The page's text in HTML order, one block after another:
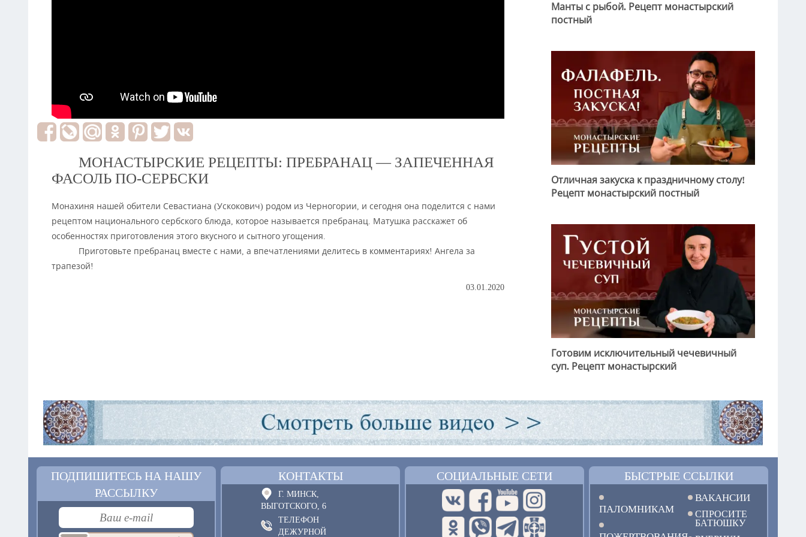
МОНАСТЫРСКИЕ РЕЦЕПТЫ: ПРЕБРАНАЦ — ЗАПЕЧЕННАЯ
ФАСОЛЬ ПО-СЕРБСКИ
Монахиня нашей обители Севастиана (Ускокович) родом из Черногории, и сегодня она поделится с нами
рецептом национального сербского блюда, которое называется пребранац. Матушка расскажет об
особенностях приготовления этого вкусного и сытного угощения.
Приготовьте пребранац вместе с нами, а впечатлениями делитесь в комментариях! Ангела за
трапезой!
03.01.2020
Манты с рыбой. Рецепт монастырский
постный
Отличная закуска к праздничному столу!
Рецепт монастырский постный
Готовим исключительный чечевичный
суп. Рецепт монастырский
ПОДПИШИТЕСЬ НА НАШУ
РАССЫЛКУ
КОНТАКТЫ
Г. МИНСК,
ВЫГОТСКОГО, 6
ТЕЛЕФОН
ДЕЖУРНОЙ
СОЦИАЛЬНЫЕ СЕТИ БЫСТРЫЕ ССЫЛКИ
ПАЛОМНИКАМ
ВАКАНСИИ
СПРОСИТЕ
БАТЮШКУ